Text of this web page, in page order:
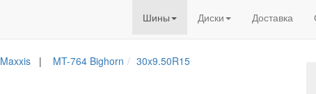
Шины Диски Доставка
Maxxis | MT-764 Bighorn 30x9.50R15